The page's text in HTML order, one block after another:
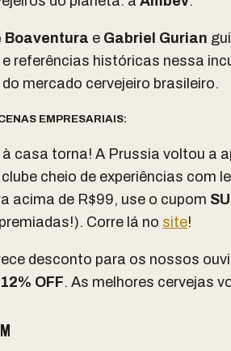
Boaventura e Gabriel Gurian
referências históricas nessa
do mercado cervejeiro brasileiro.
EMPRESARIAIS:
à casa torna! A Prussia voltou a
cheio de experiências com
acima de R$99, use o cupom
Corre lá no site!
desconto para os nossos
12% OFF. As melhores cervejas